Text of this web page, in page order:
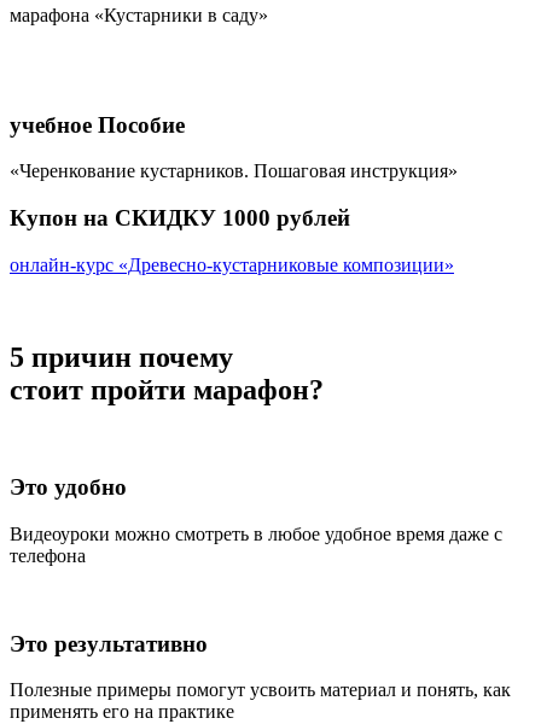
марафона «Кустарники в саду»
учебное Пособие
«Черенкование кустарников. Пошаговая инструкция»
Купон на СКИДКУ 1000 рублей
онлайн-курс «Древесно-кустарниковые композиции»
5 причин почему
стоит пройти марафон?
Это удобно
Видеоуроки можно смотреть в любое удобное время даже с
телефона
Это результативно
Полезные примеры помогут усвоить материал и понять, как
применять его на практике